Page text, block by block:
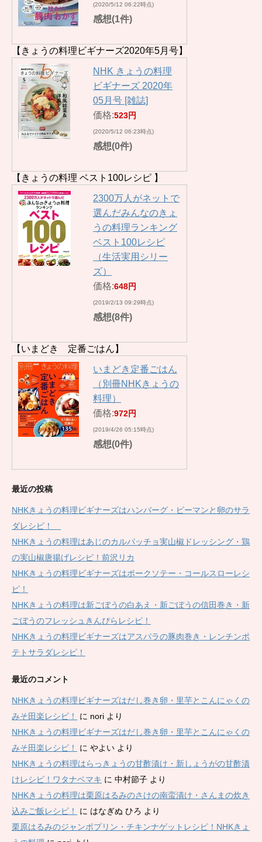
(2020/5/12 06:22時点)
感想(1件)
【きょうの料理ビギナーズ2020年5月号】
NHK きょうの料理
ビギナーズ 2020年
05月号 [雑誌]
価格:523円
(2020/5/12 06:23時点)
感想(0件)
【きょうの料理 ベスト100レシピ 】
2300万人がネットで
選んだみんなのきょ
うの料理ランキング
ベスト100レシピ
（生活実用シリー
ズ）
価格:648円
(2019/2/13 09:29時点)
感想(8件)
【いまどき 定番ごはん】
いまどき定番ごはん
（別冊NHKきょうの
料理）
価格:972円
(2019/4/26 05:15時点)
感想(0件)
最近の投稿
NHKきょうの料理ビギナーズはハンバーグ・ピーマンと卵のサラ
ダレシピ！
NHKきょうの料理はあじのカルパッチョ実山椒ドレッシング・鶏
の実山椒唐揚げレシピ！前沢リカ
NHKきょうの料理ビギナーズはポークソテー・コールスローレシ
ピ！
NHKきょうの料理は新ごぼうの白あえ・新ごぼうの信田巻き・新
ごぼうのフレッシュきんぴらレシピ！
NHKきょうの料理ビギナーズはアスパラの豚肉巻き・レンチンポ
テトサラダレシピ！
最近のコメント
NHKきょうの料理ビギナーズはだし巻き卵・里芋とこんにゃくの
みそ田楽レシピ！
に nori より
NHKきょうの料理ビギナーズはだし巻き卵・里芋とこんにゃくの
みそ田楽レシピ！
に やよい より
NHKきょうの料理はらっきょうの甘酢漬け・新しょうがの甘酢漬
けレシピ！ワタナベマキ に 中村節子 より
NHKきょうの料理は栗原はるみのさけの南蛮漬け・さんまの炊き
込みご飯レシピ！
に はなぎぬ ひろ より
栗原はるみのジャンボプリン・チキンナゲットレシピ！NHKきょ